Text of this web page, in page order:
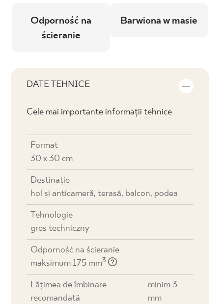
Odporność na
ścieranie
Barwiona w masie
DATE TEHNICE
Cele mai importante informații tehnice
Format
30 x 30 cm
Destinaţie
hol și anticameră, terasă, balcon, podea
Tehnologie
gres techniczny
Odporność na ścieranie
maksimum 175 mm3
Lățimea de îmbinare
recomandată
minim 3
mm